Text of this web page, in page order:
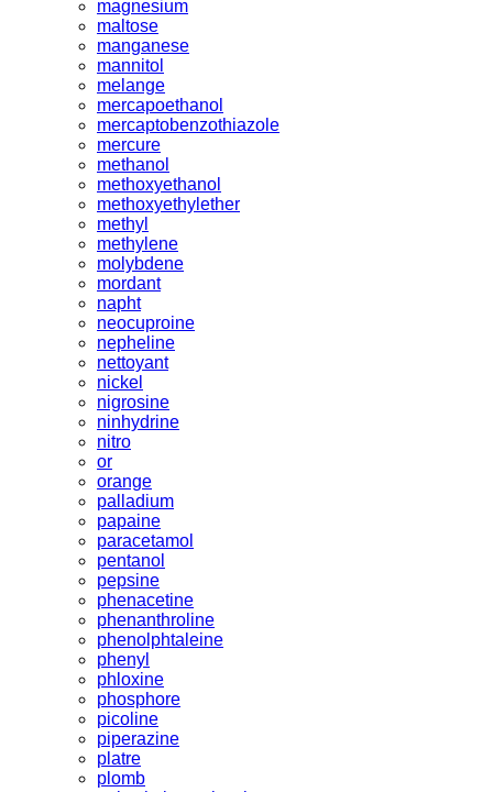
magnesium
maltose
manganese
mannitol
melange
mercapoethanol
mercaptobenzothiazole
mercure
methanol
methoxyethanol
methoxyethylether
methyl
methylene
molybdene
mordant
napht
neocuproine
nepheline
nettoyant
nickel
nigrosine
ninhydrine
nitro
or
orange
palladium
papaine
paracetamol
pentanol
pepsine
phenacetine
phenanthroline
phenolphtaleine
phenyl
phloxine
phosphore
picoline
piperazine
platre
plomb